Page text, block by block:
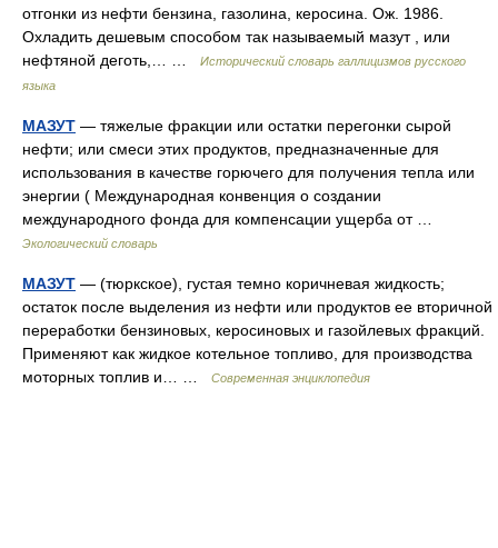
отгонки из нефти бензина, газолина, керосина. Ож. 1986.
Охладить дешевым способом так называемый мазут , или
нефтяной деготь,… …
Исторический словарь галлицизмов русского
языка
МАЗУТ — тяжелые фракции или остатки перегонки сырой
нефти; или смеси этих продуктов, предназначенные для
использования в качестве горючего для получения тепла или
энергии ( Международная конвенция о создании
международного фонда для компенсации ущерба от …
Экологический словарь
МАЗУТ — (тюркское), густая темно коричневая жидкость;
остаток после выделения из нефти или продуктов ее вторичной
переработки бензиновых, керосиновых и газойлевых фракций.
Применяют как жидкое котельное топливо, для производства
моторных топлив и… …
Современная энциклопедия